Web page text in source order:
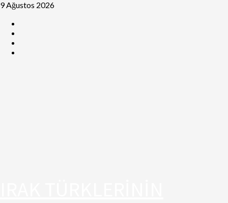
9 Ağustos 2026